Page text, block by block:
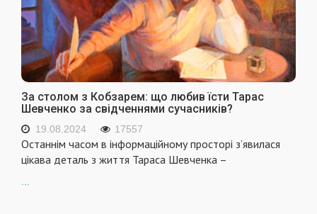
За столом з Кобзарем: що любив їсти Тарас
Шевченко за свідченнями сучасників?
19.08.2024 17557
Останнім часом в інформаційному просторі з’явилася
цікава деталь з життя Тараса Шевченка –
...